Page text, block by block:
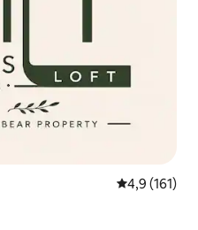
5 üzerinden
4,9 (161)